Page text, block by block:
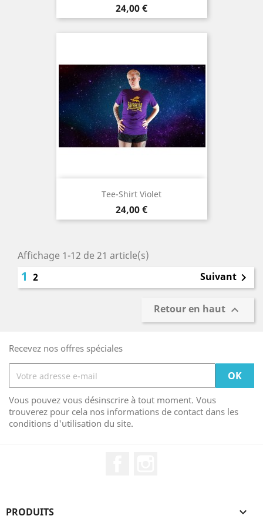
Prix
24,00 €
Tee-Shirt Violet
Prix
24,00 €
Affichage 1-12 de 21 article(s)
1 2 Suivant 
Retour en haut 
Recevez nos offres spéciales
Vous pouvez vous désinscrire à tout moment. Vous
trouverez pour cela nos informations de contact dans les
conditions d'utilisation du site.
PRODUITS 